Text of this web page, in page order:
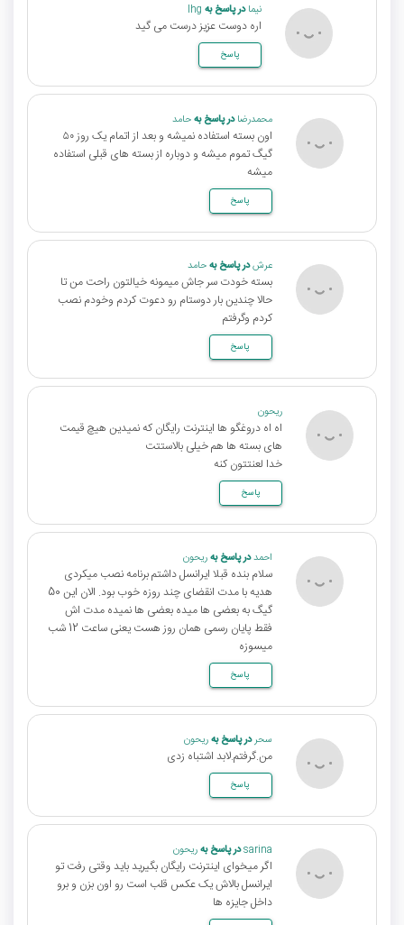
نیمادر پاسخ بهlhg
اره دوست عزیز درست می گید
پاسخ
محمدرضادر پاسخ بهحامد
اون بسته استفاده نمیشه و بعد از اتمام یک روز ۵۰
گیگ تموم میشه و دوباره از بسته های قبلی استفاده
میشه
پاسخ
عرشدر پاسخ بهحامد
بسته خودت سر جاش میمونه خیالتون راحت من تا
حالا چندین بار دوستام رو دعوت کردم وخودم نصب
کردم وگرفتم
پاسخ
ریحون
اه اه دروغگو ها اینترنت رایگان که‌ نمیدین هیچ قیمت
های بسته ها هم خیلی بالاستتت
خدا لعنتتون کنه
پاسخ
احمددر پاسخ بهریحون
سلام بنده قبلا ایرانسل داشتم برنامه نصب میکردی
هدیه با مدت انقضای چند روزه خوب بود. الان این 50
گیگ به بعضی ها میده بعضی ها نمیده مدت اش
فقط پایان رسمی همان روز هست یعنی ساعت 12 شب
میسوزه
پاسخ
سحردر پاسخ بهریحون
من.گرفتم.لابد اشتباه زدی
پاسخ
sarinaدر پاسخ بهریحون
اگر میخوای اینترنت رایگان بگیرید باید وقتی رفت تو
ایرانسل بالاش یک عکس قلب است رو اون بزن و برو
داخل جایزه ها